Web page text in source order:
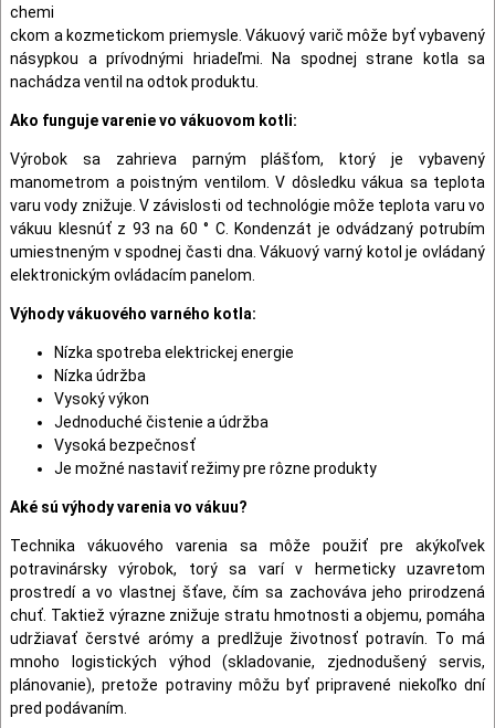
chemi
ckom a kozmetickom priemysle. Vákuový varič môže byť vybavený
násypkou a prívodnými hriadeľmi. Na spodnej strane kotla sa
nachádza ventil na odtok produktu.
Ako funguje varenie vo vákuovom kotli:
Výrobok sa zahrieva parným plášťom, ktorý je vybavený
manometrom a poistným ventilom. V dôsledku vákua sa teplota
varu vody znižuje. V závislosti od technológie môže teplota varu vo
vákuu klesnúť z 93 na 60 ° C. Kondenzát je odvádzaný potrubím
umiestneným v spodnej časti dna. Vákuový varný kotol je ovládaný
elektronickým ovládacím panelom.
Výhody vákuového varného kotla:
Nízka spotreba elektrickej energie
Nízka údržba
Vysoký výkon
Jednoduché čistenie a údržba
Vysoká bezpečnosť
Je možné nastaviť režimy pre rôzne produkty
Aké sú výhody varenia vo vákuu?
Technika vákuového varenia sa môže použiť pre akýkoľvek
potravinársky výrobok, torý sa varí v hermeticky uzavretom
prostredí a vo vlastnej šťave, čím sa zachováva jeho prirodzená
chuť. Taktiež výrazne znižuje stratu hmotnosti a objemu, pomáha
udržiavať čerstvé arómy a predlžuje životnosť potravín. To má
mnoho logistických výhod (skladovanie, zjednodušený servis,
plánovanie), pretože potraviny môžu byť pripravené niekoľko dní
pred podávaním.